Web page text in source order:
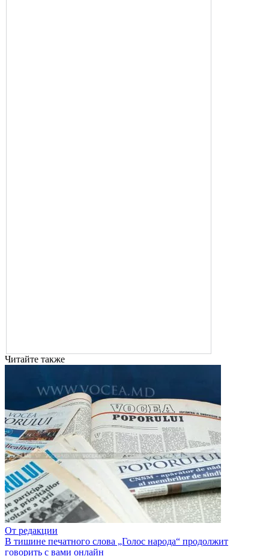
Читайте также
От редакции
В тишине печатного слова „Голос народа“ продолжит
говорить с вами онлайн